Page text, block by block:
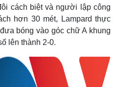
cách biệt và người lập công
hơn 30 mét, Lampard thực
bóng vào góc chữ A khung
lên thành 2-0.